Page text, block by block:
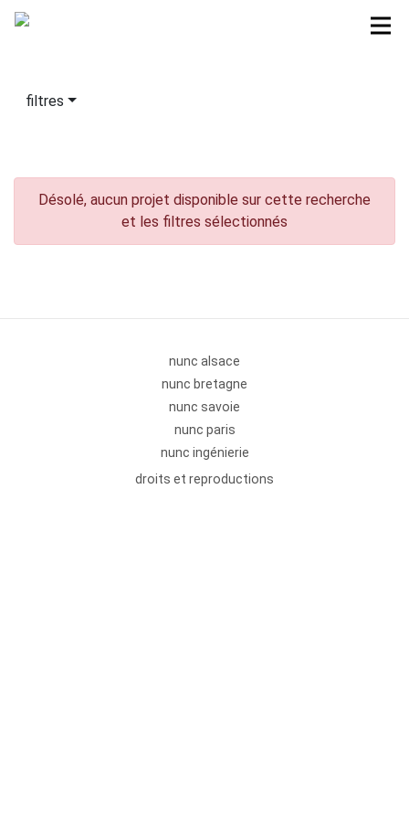
filtres
Désolé, aucun projet disponible sur cette recherche
et les filtres sélectionnés
nunc alsace
nunc bretagne
nunc savoie
nunc paris
nunc ingénierie
droits et reproductions